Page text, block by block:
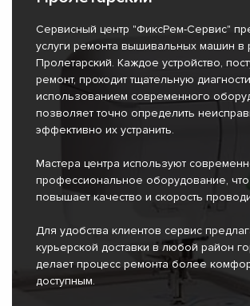
Сервисный центр "ФиксРем-Сервис"
услуги ремонта вышивальных машин в
Пролетарский. Каждое устройство,
ремонт, проходит тщательную
использованием современного
позволяет точно определить
эффективно их устранить.
Мастера центра используют
профессиональное оборудование,
повышает качество и скорость
Для удобства клиентов сервис
курьерской доставки в любой район
делает процесс ремонта более
доступным.